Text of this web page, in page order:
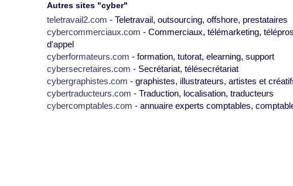
Autres sites "cyber"
teletravail2.com - Teletravail, outsourcing, offshore, prestataires
cybercommerciaux.com - Commerciaux, télémarketing,
d'appel
cyberformateurs.com - formation, tutorat, elearning, support
cybersecretaires.com - Secrétariat, télésecrétariat
cybergraphistes.com - graphistes, illustrateurs, artistes et
cybertraducteurs.com - Traduction, localisation, traducteurs
cybercomptables.com - annuaire experts comptables,